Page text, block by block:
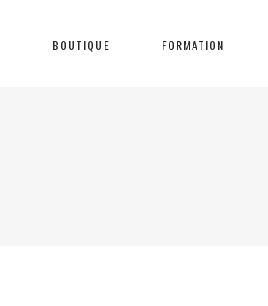
BOUTIQUE FORMATION